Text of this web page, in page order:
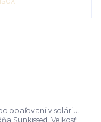
opaľovaní v soláriu.
Sunkissed. Veľkosť